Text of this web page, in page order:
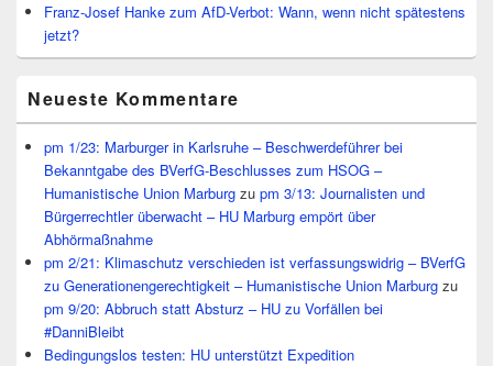
Franz-Josef Hanke zum AfD-Verbot: Wann, wenn nicht spätestens
jetzt?
Neueste Kommentare
pm 1/23: Marburger in Karlsruhe – Beschwerdeführer bei
Bekanntgabe des BVerfG-Beschlusses zum HSOG –
Humanistische Union Marburg zu pm 3/13: Journalisten und
Bürgerrechtler überwacht – HU Marburg empört über
Abhörmaßnahme
pm 2/21: Klimaschutz verschieden ist verfassungswidrig – BVerfG
zu Generationengerechtigkeit – Humanistische Union Marburg zu
pm 9/20: Abbruch statt Absturz – HU zu Vorfällen bei
#DanniBleibt
Bedingungslos testen: HU unterstützt Expedition